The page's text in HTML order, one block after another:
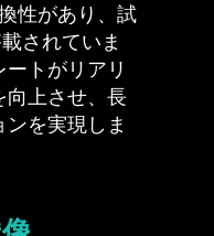
性があり、試
されていま
トがリアリ
向上させ、長
を実現しま